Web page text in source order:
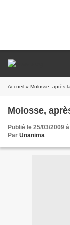
Accueil » Molosse, après
Molosse,
Publié le 25/03/2009
Par Unanima